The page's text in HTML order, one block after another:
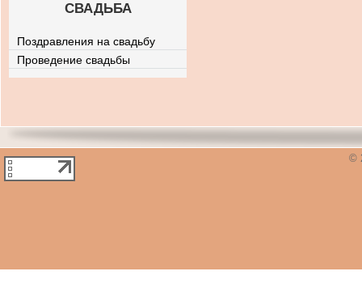
СВАДЬБА
Поздравления на свадьбу
Проведение свадьбы
©